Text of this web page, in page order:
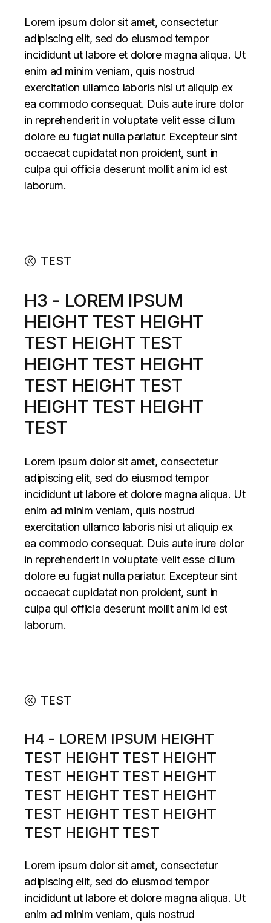
Lorem ipsum dolor sit amet, consectetur
adipiscing elit, sed do eiusmod tempor
incididunt ut labore et dolore magna aliqua. Ut
enim ad minim veniam, quis nostrud
exercitation ullamco laboris nisi ut aliquip ex
ea commodo consequat. Duis aute irure dolor
in reprehenderit in voluptate velit esse cillum
dolore eu fugiat nulla pariatur. Excepteur sint
occaecat cupidatat non proident, sunt in
culpa qui officia deserunt mollit anim id est
laborum.
TEST
H3 - LOREM IPSUM
HEIGHT TEST HEIGHT
TEST HEIGHT TEST
HEIGHT TEST HEIGHT
TEST HEIGHT TEST
HEIGHT TEST HEIGHT
TEST
Lorem ipsum dolor sit amet, consectetur
adipiscing elit, sed do eiusmod tempor
incididunt ut labore et dolore magna aliqua. Ut
enim ad minim veniam, quis nostrud
exercitation ullamco laboris nisi ut aliquip ex
ea commodo consequat. Duis aute irure dolor
in reprehenderit in voluptate velit esse cillum
dolore eu fugiat nulla pariatur. Excepteur sint
occaecat cupidatat non proident, sunt in
culpa qui officia deserunt mollit anim id est
laborum.
TEST
H4 - LOREM IPSUM HEIGHT
TEST HEIGHT TEST HEIGHT
TEST HEIGHT TEST HEIGHT
TEST HEIGHT TEST HEIGHT
TEST HEIGHT TEST HEIGHT
TEST HEIGHT TEST
Lorem ipsum dolor sit amet, consectetur
adipiscing elit, sed do eiusmod tempor
incididunt ut labore et dolore magna aliqua. Ut
enim ad minim veniam, quis nostrud